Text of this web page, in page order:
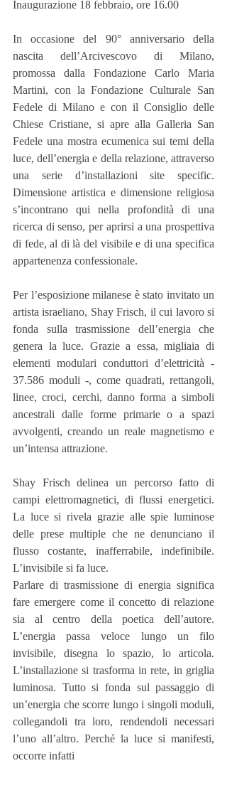
Inaugurazione 18 febbraio, ore 16.00
In occasione del 90° anniversario della
nascita dell’Arcivescovo di Milano,
promossa dalla Fondazione Carlo Maria
Martini, con la Fondazione Culturale San
Fedele di Milano e con il Consiglio delle
Chiese Cristiane, si apre alla Galleria San
Fedele una mostra ecumenica sui temi della
luce, dell’energia e della relazione, attraverso
una serie d’installazioni site specific.
Dimensione artistica e dimensione religiosa
s’incontrano qui nella profondità di una
ricerca di senso, per aprirsi a una prospettiva
di fede, al di là del visibile e di una specifica
appartenenza confessionale.
Per l’esposizione milanese è stato invitato un
artista israeliano, Shay Frisch, il cui lavoro si
fonda sulla trasmissione dell’energia che
genera la luce. Grazie a essa, migliaia di
elementi modulari conduttori d’elettricità -
37.586 moduli -, come quadrati, rettangoli,
linee, croci, cerchi, danno forma a simboli
ancestrali dalle forme primarie o a spazi
avvolgenti, creando un reale magnetismo e
un’intensa attrazione.
Shay Frisch delinea un percorso fatto di
campi elettromagnetici, di flussi energetici.
La luce si rivela grazie alle spie luminose
delle prese multiple che ne denunciano il
flusso costante, inafferrabile, indefinibile.
L’invisibile si fa luce.
Parlare di trasmissione di energia significa
fare emergere come il concetto di relazione
sia al centro della poetica dell’autore.
L’energia passa veloce lungo un filo
invisibile, disegna lo spazio, lo articola.
L’installazione si trasforma in rete, in griglia
luminosa. Tutto si fonda sul passaggio di
un’energia che scorre lungo i singoli moduli,
collegandoli tra loro, rendendoli necessari
l’uno all’altro. Perché la luce si manifesti,
occorre infatti